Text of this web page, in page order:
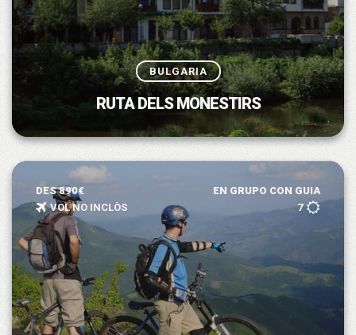
BULGARIA
RUTA DELS MONESTIRS
DES 890€
EN GRUPO CON GUIA
VOL NO INCLÒS
7